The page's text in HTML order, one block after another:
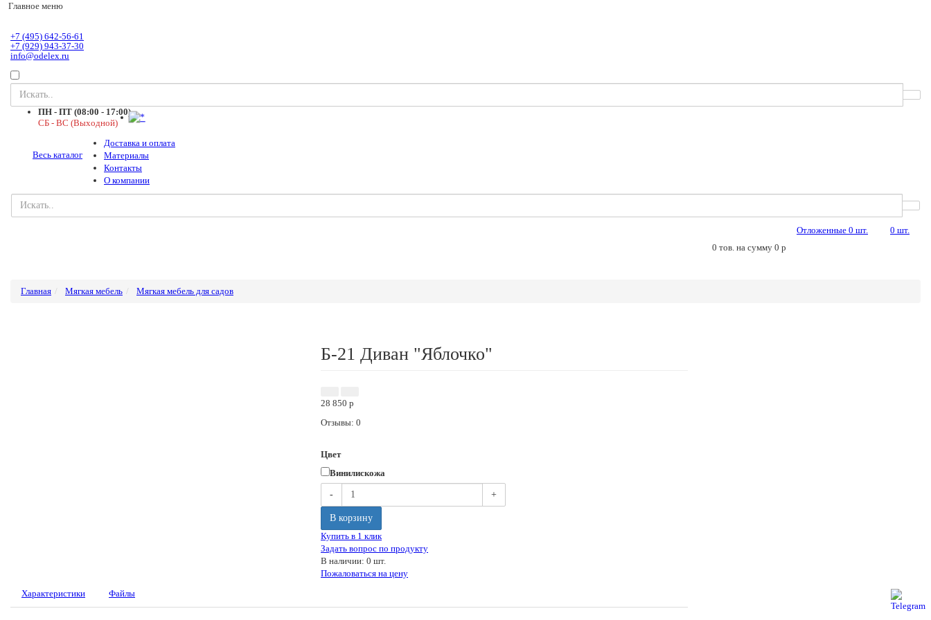
Главное меню
+7 (495) 642-56-61
+7 (929) 943-37-30
info@odelex.ru
ПН - ПТ (08:00 - 17:00)
СБ - ВС (Выходной)
Весь каталог
Доставка и оплата
Материалы
Контакты
О компании
Отложенные 0 шт. 0 шт.
0 тов. на сумму 0 p
Главная Мягкая мебель Мягкая мебель для садов
Б-21 Диван "Яблочко"
28 850 p
Отзывы: 0
Цвет
Винилискожа
- +
В корзину
Купить в 1 клик
Задать вопрос по продукту
В наличии: 0 шт.
Пожаловаться на цену
Характеристики
Файлы